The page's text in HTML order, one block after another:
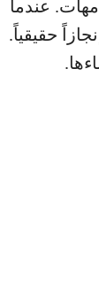
عندما
حقيقياً.